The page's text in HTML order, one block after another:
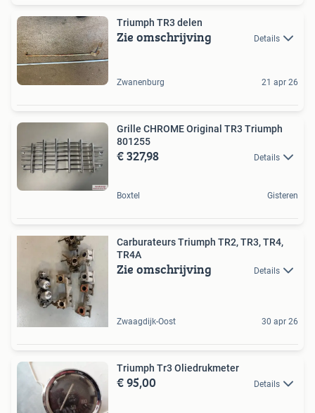
Triumph TR3 delen
Zie omschrijving Details
Zwanenburg 21 apr 26
Grille CHROME Original TR3 Triumph
801255
€ 327,98 Details
Boxtel Gisteren
Carburateurs Triumph TR2, TR3, TR4,
TR4A
Zie omschrijving Details
Zwaagdijk-Oost 30 apr 26
Triumph Tr3 Oliedrukmeter
€ 95,00 Details